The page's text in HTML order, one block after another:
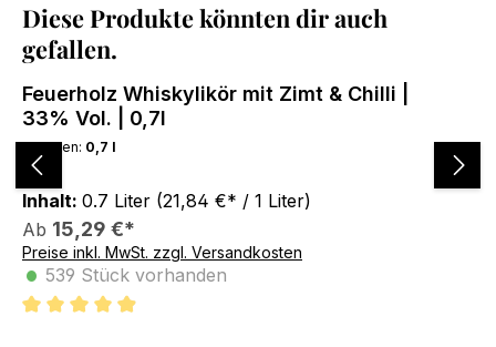
Produktgalerie überspringen
Diese Produkte könnten dir auch
gefallen.
Feuerholz Whiskylikör mit Zimt & Chilli |
33% Vol. | 0,7l
Volumen: 0,7 l
Inhalt: 0.7 Liter (21,84 €* / 1 Liter)
Ab 15,29 €*
Preise inkl. MwSt. zzgl. Versandkosten
• 539 Stück vorhanden